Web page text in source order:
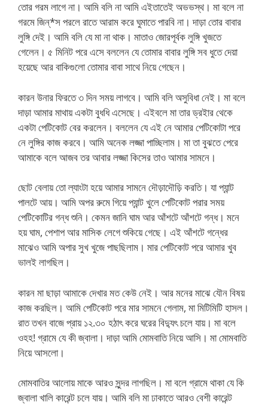
তোর গরম লাগে না। আমি বলি না আমি এইতাতেই অভভস্থ। মা বলে না
গরমে জিন্*স পরলে রাতে আরাম করে ঘুমাতে পারবি না। দাড়া তোর বাবার
লুঙ্গি দেই। আমি বলি যে মা না থাক। মাতাও জোরপূর্বক লুঙ্গি খুজতে
গেলেন। ৫ মিনিট পরে এসে বললেন যে তোমার বাবার লুঙ্গি সব ধুতে দেয়া
হয়েছে আর বাকিগুলো তোমার বাবা সাথে নিয়ে গেছেন।
কারন উনার ফিরতে ৩ দিন সময় লাগবে। আমি বলি অসুবিধা নেই। মা বলে
দাড়া আমার মাথায় একটা বুধধি এসেছে। এইবলে মা তার ড্রইার থেকে
একটা পেটিকোট বের করলেন। বললেন যে এই নে আমার পেটিকোটা পরে
নে লুঙ্গির কাজ করবে। আমি অনেক লজ্জা পাচ্ছিলাম। মা তা বুঝতে পেরে
আমাকে বলে আজব তর আবার লজ্জা কিসের তাও আমার সামনে।
ছোট বেলায় তো ল্যাংটা হয়ে আমার সামনে দৌড়াদৌড়ি করতি। যা প্যান্ট
পালটে আয়। আমি অপর রুমে গিয়ে প্যান্ট খুলে পেটিকোট পরার সময়
পেটিকোটির গন্ধ শুনি। কেমন জানি ঘাম আর আঁশটে আঁশটে গন্ধ। মনে
হয় ঘাম, পেশাপ আর মাসিক লেগে শুকিয়ে গেছে। এই আঁশটে গন্ধের
মাঝেও আমি অপার সুখ খুজে পাছছিলাম। মার পেটিকোট পরে আমার খুব
ভালই লাগছিল।
কারন মা ছাড়া আমাকে দেখার মত কেউ নেই। আর মনের মাঝে যৌন বিষয়
কাজ করছিল। আমি পেটিকোট পরে মার সামনে গেলাম, মা মিটিমিটি হাসল।
রাত তখন বাজে প্রায় ১২.৩০ হঠাৎ করে ঘরের বিদ্যুৎ চলে যায়। মা বলে
ওহহ! গ্রামে যে কী জ্বালা। দাড়া আমি মোমবাতি নিয়ে আসি। মা মোমবাতি
নিয়ে আসলো।
মোমবাতির আলোয় মাকে আরও সুন্দর লাগছিল। মা বলে গ্রামে থাকা যে কি
জ্বালা খালি কারেন্ট চলে যায়। আমি বলি মা ঢাকাতে আরও বেশী কারেন্ট